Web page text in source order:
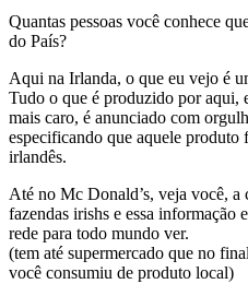
Quantas pessoas você conhece
do
Aqui na Irlanda, o que eu vejo é
Tudo o que é produzido por aqui,
mais caro, é anunciado com
especificando que aquele
irlandês.
Até no Mc Donald’s, veja você, a
fazendas irishs e essa informação
rede para todo mundo ver.
(tem até supermercado que no
você consumiu de produto local)